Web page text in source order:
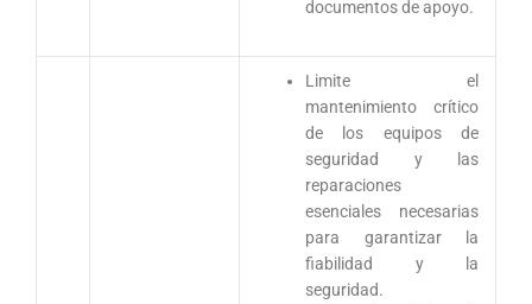
documentos de apoyo.
Limite el
mantenimiento crítico
de los equipos de
seguridad y las
reparaciones
esenciales necesarias
para garantizar la
fiabilidad y la
seguridad.